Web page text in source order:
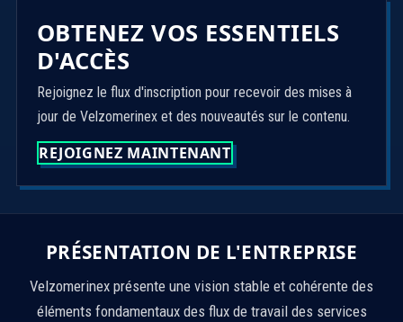
OBTENEZ VOS ESSENTIELS
D'ACCÈS
Rejoignez le flux d'inscription pour recevoir des mises à
jour de Velzomerinex et des nouveautés sur le contenu.
REJOIGNEZ MAINTENANT
PRÉSENTATION DE L'ENTREPRISE
Velzomerinex présente une vision stable et cohérente des
éléments fondamentaux des flux de travail des services